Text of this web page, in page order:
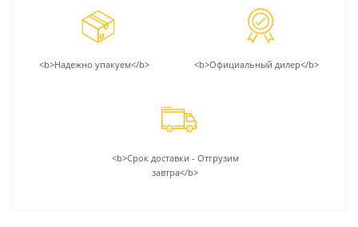
<b>Надежно упакуем</b> <b>Официальный дилер</b>
<b>Срок доставки - Отгрузим
завтра</b>